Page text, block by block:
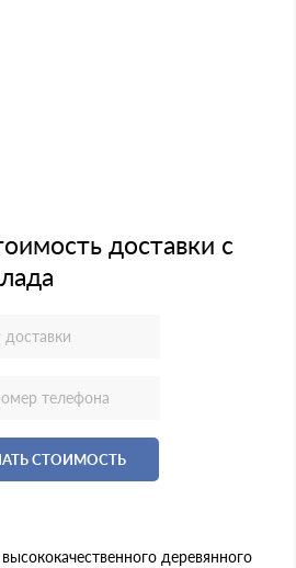
доставки с
СТОИМОСТЬ
деревянного